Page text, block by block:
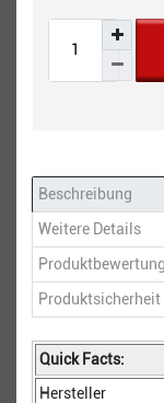
Beschreibung
Weitere Details
Produktsicherheit
Quick Facts:
Hersteller